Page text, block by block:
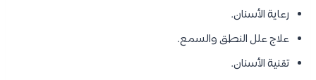
رعاية الأسنان.
علاج علل النطق والسمع.
تقنية الأسنان.